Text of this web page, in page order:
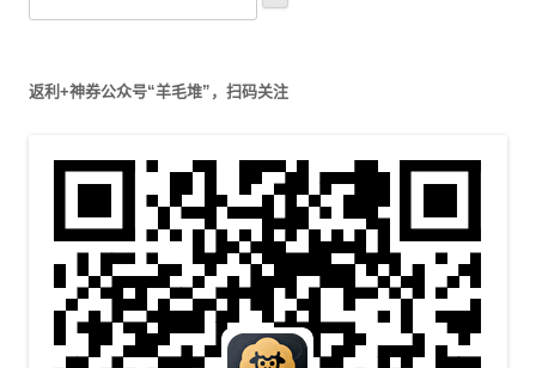
索
返利+神券公众号“羊毛堆”，扫码关注